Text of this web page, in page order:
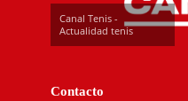
Canal Tenis -
Actualidad tenis
Contacto